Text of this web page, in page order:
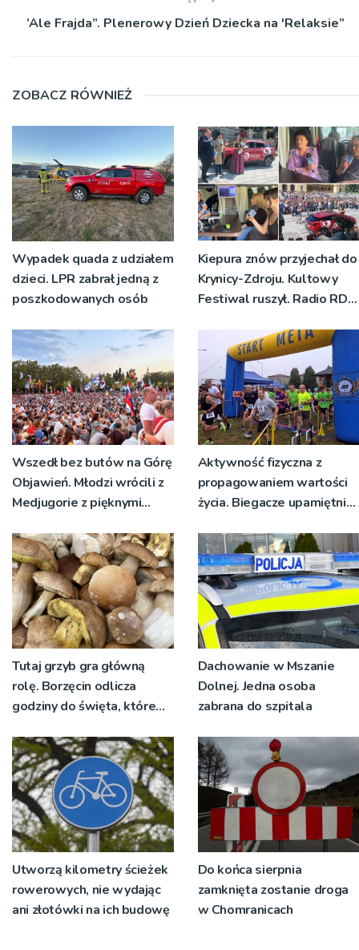
’Ale Frajda”. Plenerowy Dzień Dziecka na 'Relaksie”
ZOBACZ RÓWNIEŻ
Wypadek quada z udziałem
dzieci. LPR zabrał jedną z
poszkodowanych osób
Kiepura znów przyjechał do
Krynicy-Zdroju. Kultowy
Festiwal ruszył. Radio RDN
żywo [ZDJĘCIA]
Wszedł bez butów na Górę
Objawień. Młodzi wrócili z
Medjugorie z pięknymi
Aktywność fizyczna z
propagowaniem wartości
życia. Biegacze upamiętnili
Tutaj grzyb gra główną
rolę. Borzęcin odlicza
godziny do święta, które
pokoleń
Dachowanie w Mszanie
Dolnej. Jedna osoba
zabrana do szpitala
Utworzą kilometry ścieżek
rowerowych, nie wydając
ani złotówki na ich budowę
Do końca sierpnia
zamknięta zostanie droga
w Chomranicach